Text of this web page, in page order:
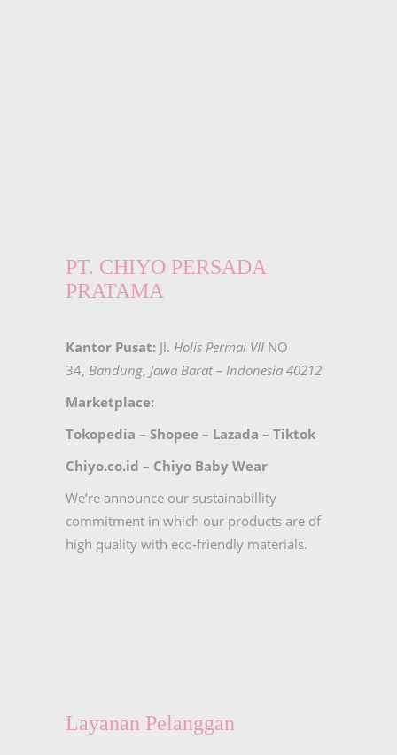
PT. CHIYO PERSADA
PRATAMA
Kantor Pusat: Jl. Holis Permai VII NO
34, Bandung, Jawa Barat – Indonesia 40212
Marketplace:
Tokopedia – Shopee – Lazada – Tiktok
Chiyo.co.id – Chiyo Baby Wear
We’re announce our sustainabillity
commitment in which our products are of
high quality with eco-friendly materials.
Layanan Pelanggan